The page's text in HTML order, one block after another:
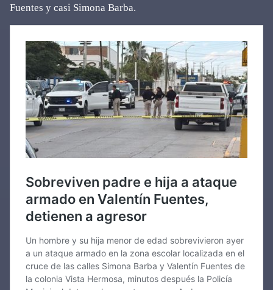
Fuentes y casi Simona Barba.